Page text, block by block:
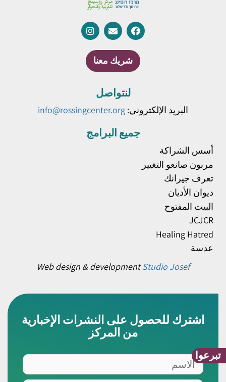
تبرعوا
شريك معنا
لنتواصل
البريد الإلكتروني: info@rossingcenter.org
جميع البرامج
أسس الشراكة
مربون صانعو التغيير
تعرف جيرانك
ديوان الأديان
البيت المفتوح
JCJCR
Healing Hatred
عدسة
Web design & developmentStudio Josef
اشترك للحصول على النشرات الإخبارية
من المركز
الاسم